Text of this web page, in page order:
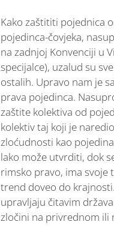
Kako zaštititi pojednica
pojedinca-čovjeka,
na zadnjoj Konvenciji u
specijalce), uzalud su
ostalih. Upravo nam je
prava pojedinca.
zaštite kolektiva od
kolektiv taj koji je
zloćudnosti kao
lako može utvrditi, dok
rimsko pravo, ima svoje
trend doveo do
upravljaju čitavim
zločini na privrednom ili